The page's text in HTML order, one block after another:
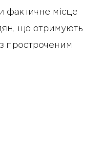
фактичне місце
що отримують
простроченим